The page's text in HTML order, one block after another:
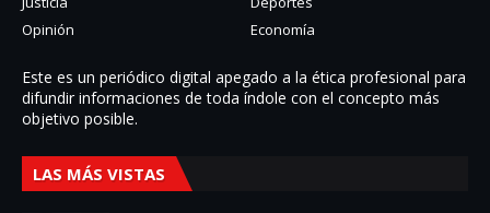
Opinión
Economía
Este es un periódico digital apegado a la ética profesional para
difundir informaciones de toda í­ndole con el concepto más
objetivo posible.
LAS MÁS VISTAS